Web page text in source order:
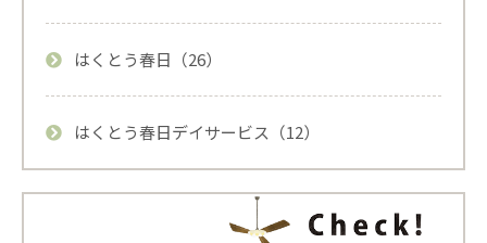
はくとう春日（26）
はくとう春日デイサービス（12）